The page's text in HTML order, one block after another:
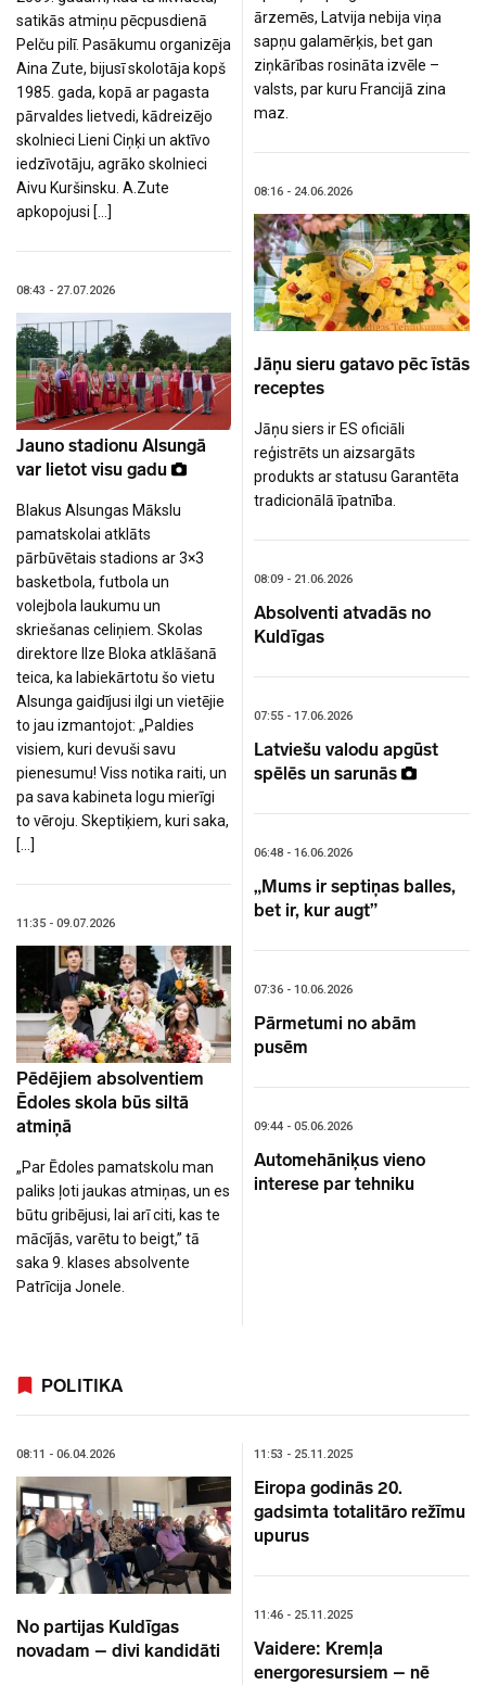
satikās atmiņu pēcpusdienā
Pelču pilī. Pasākumu organizēja
Aina Zute, bijusī skolotāja kopš
1985. gada, kopā ar pagasta
pārvaldes lietvedi, kādreizējo
skolnieci Lieni Ciņķi un aktīvo
iedzīvotāju, agrāko skolnieci
Aivu Kuršinsku. A.Zute
apkopojusi […]
08:43 - 27.07.2026
Jauno stadionu Alsungā
var lietot visu gadu
Blakus Alsungas Mākslu
pamatskolai atklāts
pārbūvētais stadions ar 3×3
basketbola, futbola un
volejbola laukumu un
skriešanas celiņiem. Skolas
direktore Ilze Bloka atklāšanā
teica, ka labiekārtotu šo vietu
Alsunga gaidījusi ilgi un vietējie
to jau izmantojot: „Paldies
visiem, kuri devuši savu
pienesumu! Viss notika raiti, un
pa sava kabineta logu mierīgi
to vēroju. Skeptiķiem, kuri saka,
[…]
11:35 - 09.07.2026
Pēdējiem absolventiem
Ēdoles skola būs siltā
atmiņā
„Par Ēdoles pamatskolu man
paliks ļoti jaukas atmiņas, un es
būtu gribējusi, lai arī citi, kas te
mācījās, varētu to beigt,” tā
saka 9. klases absolvente
Patrīcija Jonele.
ārzemēs, Latvija nebija viņa
sapņu galamērķis, bet gan
ziņkārības rosināta izvēle –
valsts, par kuru Francijā zina
maz.
08:16 - 24.06.2026
Jāņu sieru gatavo pēc īstās
receptes
Jāņu siers ir ES oficiāli
reģistrēts un aizsargāts
produkts ar statusu Garantēta
tradicionālā īpatnība.
08:09 - 21.06.2026
Absolventi atvadās no
Kuldīgas
07:55 - 17.06.2026
Latviešu valodu apgūst
spēlēs un sarunās
06:48 - 16.06.2026
„Mums ir septiņas balles,
bet ir, kur augt”
07:36 - 10.06.2026
Pārmetumi no abām
pusēm
09:44 - 05.06.2026
Automehāniķus vieno
interese par tehniku
POLITIKA
No partijas Kuldīgas
novadam – divi kandidāti
08:11 - 06.04.2026 11:53 - 25.11.2025
Eiropa godinās 20.
gadsimta totalitāro režīmu
upurus
11:46 - 25.11.2025
Vaidere: Kremļa
energoresursiem – nē